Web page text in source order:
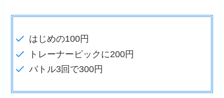
はじめの100円
トレーナーピックに200円
バトル3回で300円